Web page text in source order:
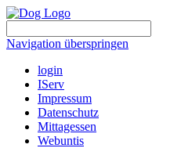
Navigation überspringen
login
IServ
Impressum
Datenschutz
Mittagessen
Webuntis